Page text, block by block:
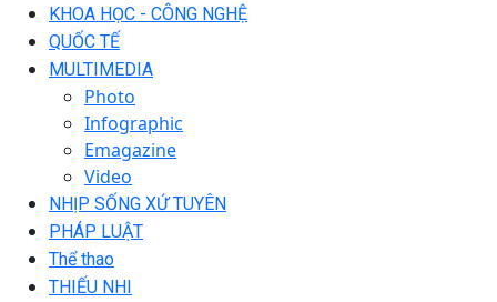
KHOA HỌC - CÔNG NGHỆ
QUỐC TẾ
MULTIMEDIA
Photo
Infographic
Emagazine
Video
NHỊP SỐNG XỨ TUYÊN
PHÁP LUẬT
Thể thao
THIẾU NHI